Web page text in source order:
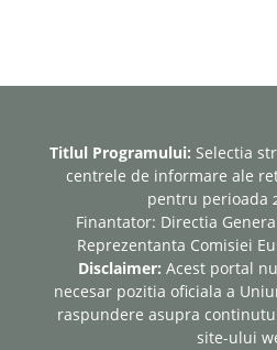
Titlul Programului: Selectia
centrele de informare ale
pentru perioada
Finantator: Directia
Reprezentanta Comisiei
Disclaimer: Acest portal
necesar pozitia oficiala a
raspundere asupra
site-ului